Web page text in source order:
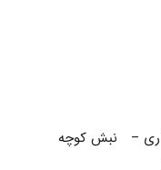
– نبش کوچه